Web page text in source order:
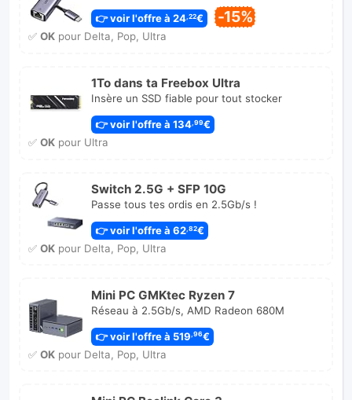
👉 voir l'offre à 24 ,22€ -15%
✅ OKpour Delta, Pop, Ultra
1To dans ta Freebox Ultra
Insère un SSD fiable pour tout stocker
👉 voir l'offre à 134 ,99€
✅ OKpour Ultra
Switch 2.5G + SFP 10G
Passe tous tes ordis en 2.5Gb/s !
👉 voir l'offre à 62,82€
✅ OKpour Delta, Pop, Ultra
Mini PC GMKtec Ryzen 7
Réseau à 2.5Gb/s, AMD Radeon 680M
👉 voir l'offre à 519,96€
✅ OKpour Delta, Pop, Ultra